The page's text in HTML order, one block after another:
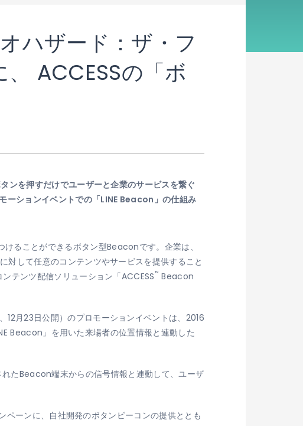
ハザード：ザ・フ
ACCESSの「ボ
ンを押すだけでユーザーと企業のサービスを繋ぐ
ーションイベントでの「LINE Beacon」の仕組み
ることができるボタン型Beaconです。企業は、
対して任意のコンテンツやサービスを提供すること
テンツ配信ソリューション「ACCESS™ Beacon
月23日公開）のプロモーションイベントは、2016
Beacon」を用いた来場者の位置情報と連動した
れたBeacon端末からの信号情報と連動して、ユーザ
ーンに、自社開発のボタンビーコンの提供ととも